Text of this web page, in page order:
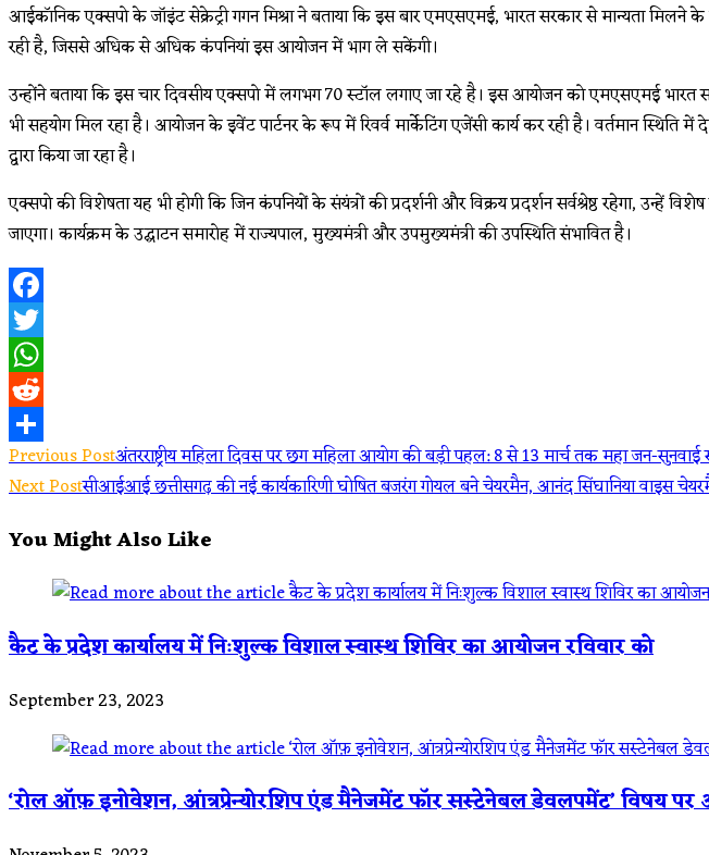
आईकॉनिक एक्सपो के जॉइंट सेक्रेट्री गगन मिश्रा ने बताया कि इस बार एमएसएमई, भारत सरकार से मान्यता
रही है, जिससे अधिक से अधिक कंपनियां इस आयोजन में भाग ले सकेंगी।
उन्होंने बताया कि इस चार दिवसीय एक्सपो में लगभग 70 स्टॉल लगाए जा रहे है। इस आयोजन को एमएसएमई भारत
भी सहयोग मिल रहा है। आयोजन के इवेंट पार्टनर के रूप में रिवर्व मार्केटिंग एजेंसी कार्य कर रही है। वर्तमान
द्वारा किया जा रहा है।
एक्सपो की विशेषता यह भी होगी कि जिन कंपनियों के संयंत्रों की प्रदर्शनी और विक्रय प्रदर्शन सर्वश्रेष्ठ रहेगा, उन्हें
जाएगा। कार्यक्रम के उद्घाटन समारोह में राज्यपाल, मुख्यमंत्री और उपमुख्यमंत्री की उपस्थिति संभावित है।
Facebook
Twitter
WhatsApp
Reddit
Share
Read
more
articles
Previous Postअंतरराष्ट्रीय महिला दिवस पर छग महिला आयोग की बड़ी पहल: 8 से 13 मार्च तक महा जन-सुनवाई
Next Postसीआईआई छत्तीसगढ़ की नई कार्यकारिणी घोषित बजरंग गोयल बने चेयरमैन, आनंद सिंघानिया वाइस
You Might Also Like
कैट के प्रदेश कार्यालय में निःशुल्क विशाल स्वास्थ शिविर का आयोजन रविवार को
September 23, 2023
‘रोल ऑफ़ इनोवेशन, आंत्रप्रेन्योरशिप एंड मैनेजमेंट फॉर सस्टेनेबल डेवलपमेंट’ विषय पर